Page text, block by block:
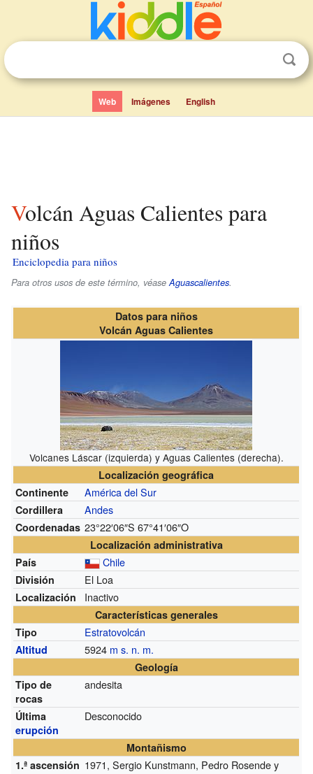
Web Imágenes English
Volcán Aguas Calientes para
niños
Enciclopedia para niños
Para otros usos de este término, véaseAguascalientes.
Datos para niños
Volcán Aguas Calientes
Volcanes Láscar (izquierda) y Aguas Calientes (derecha).
Localización geográfica
Continente
América del Sur
Cordillera Andes
Coordenadas 23°22′06″S 67°41′06″O
Localización administrativa
País
Chile
División El Loa
Localización Inactivo
Características generales
Tipo
Estratovolcán
Altitud 5924 m s. n. m.
Geología
Tipo de
rocas
andesita
Última
erupción
Desconocido
Montañismo
1.ª ascensión 1971, Sergio Kunstmann, Pedro Rosende y